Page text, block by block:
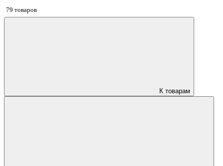
79 товаров
К товарам